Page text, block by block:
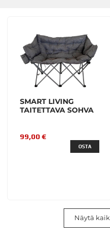
SMART LIVING
TAITETTAVA SOHVA
99,00 €
OSTA
Näytä